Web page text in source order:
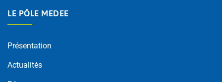
LE PÔLE MEDEE
Présentation
Actualités